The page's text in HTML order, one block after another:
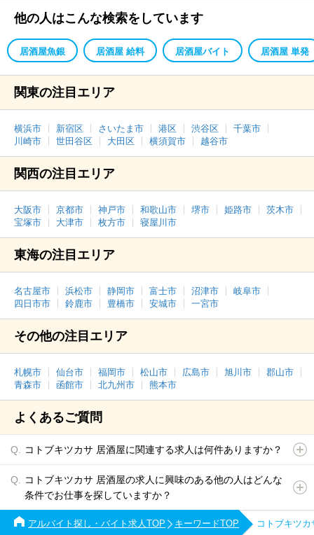
他の人はこんな検索をしています
居酒屋魚銀 居酒屋 給料 居酒屋バイト 居酒屋 単発
関東の注目エリア
横浜市 新宿区 さいたま市 港区 渋谷区
千葉市
川崎市
世田谷区 大田区 横須賀市 越谷市
関西の注目エリア
大阪市 京都市 神戸市 和歌山市 堺市 姫路市
茨木市
宝塚市
大津市 枚方市 寝屋川市
東海の注目エリア
名古屋市 浜松市 静岡市 富士市 沼津市
岐阜市
四日市市
鈴鹿市 豊橋市 安城市 一宮市
その他の注目エリア
札幌市 仙台市 福岡市 松山市 広島市 旭川市
郡山市
青森市
函館市 北九州市 熊本市
よくあるご質問
コトブキツカサ 居酒屋に関連する求人は何件ありますか？
コトブキツカサ 居酒屋の求人に興味のある他の人はどんな
条件でお仕事を探していますか？
アルバイト探し・バイト求人TOP キーワードTOP コトブキツ